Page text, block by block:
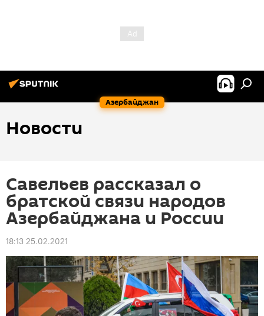
Азербайджан
Новости
Савельев рассказал о
братской связи народов
Азербайджана и России
18:13 25.02.2021